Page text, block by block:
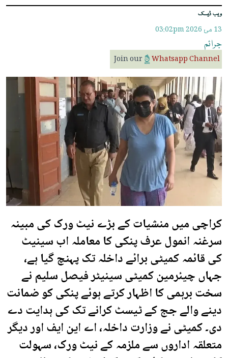
ویب ڈیسک
13 مئ 2026 03:02pm
جرائم
Join our Whatsapp Channel
کراچی میں منشیات کے بڑے نیٹ ورک کی مبینہ
سرغنہ انمول عرف پنکی کا معاملہ اب سینیٹ
کی قائمہ کمیٹی برائے داخلہ تک پہنچ گیا ہے،
جہاں چیئرمین کمیٹی سینیٹر فیصل سلیم نے
سخت برہمی کا اظہار کرتے ہوئے پنکی کو ضمانت
دینے والے جج کے ٹیسٹ کرانے تک کی ہدایت دے
دی۔ کمیٹی نے وزارت داخلہ، اے این ایف اور دیگر
متعلقہ اداروں سے ملزمہ کے نیٹ ورک، سہولت